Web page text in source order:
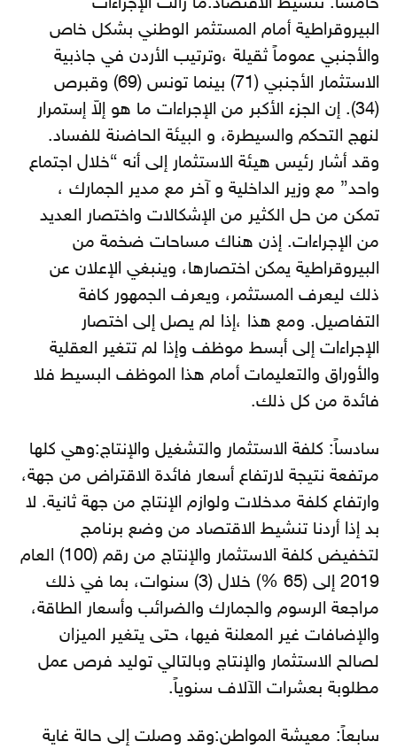
البيروقراطية أمام المستثمر الوطني بشكل خاص
والأجنبي عموماً ثقيلة ،وترتيب الأردن في جاذبية
الاستثمار الأجنبي (71) بينما تونس (69) وقبرص
(34). إن الجزء الأكبر من الإجراءات ما هو إلاّ إستمرار
لنهج التحكم والسيطرة، و البيئة الحاضنة للفساد.
وقد أشار رئيس هيئة الاستثمار إلى أنه “خلال اجتماع
واحد” مع وزير الداخلية و آخر مع مدير الجمارك ،
تمكن من حل الكثير من الإشكالات واختصار العديد
من الإجراءات. إذن هناك مساحات ضخمة من
البيروقراطية يمكن اختصارها، وينبغي الإعلان عن
ذلك ليعرف المستثمر، ويعرف الجمهور كافة
التفاصيل. ومع هذا ،إذا لم يصل إلى اختصار
الإجراءات إلى أبسط موظف وإذا لم تتغير العقلية
والأوراق والتعليمات أمام هذا الموظف البسيط فلا
فائدة من كل ذلك.
سادساً: كلفة الاستثمار والتشغيل والإنتاج:وهي كلها
مرتفعة نتيجة لارتفاع أسعار فائدة الاقتراض من جهة،
وارتفاع كلفة مدخلات ولوازم الإنتاج من جهة ثانية. لا
بد إذا أردنا تنشيط الاقتصاد من وضع برنامج
لتخفيض كلفة الاستثمار والإنتاج من رقم (100) العام
2019 إلى (65 %) خلال (3) سنوات، بما في ذلك
مراجعة الرسوم والجمارك والضرائب وأسعار الطاقة،
والإضافات غير المعلنة فيها، حتى يتغير الميزان
لصالح الاستثمار والإنتاج وبالتالي توليد فرص عمل
مطلوبة بعشرات الآلاف سنوياً.
سابعاً: معيشة المواطن:وقد وصلت إلى حالة غاية